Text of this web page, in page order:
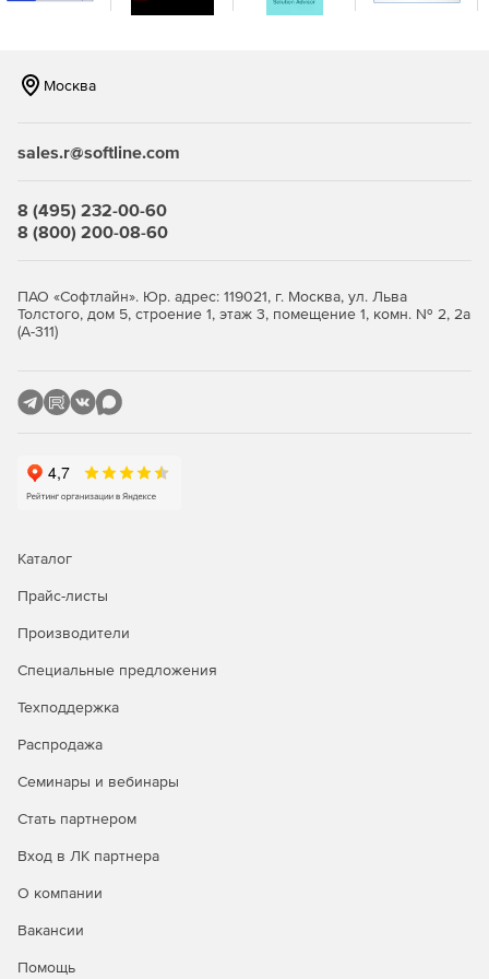
Москва
sales.r@softline.com
8 (495) 232-00-60
8 (800) 200-08-60
ПАО «Софтлайн». Юр. адрес: 119021, г. Москва, ул. Льва
Толстого, дом 5, строение 1, этаж 3, помещение 1, комн. № 2, 2а
(А-311)
Каталог
Прайс-листы
Производители
Специальные предложения
Техподдержка
Распродажа
Семинары и вебинары
Стать партнером
Вход в ЛК партнера
О компании
Вакансии
Помощь